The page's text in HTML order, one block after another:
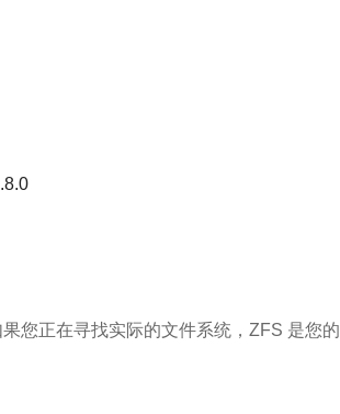
您正在寻找实际的文件系统，ZFS 是您的